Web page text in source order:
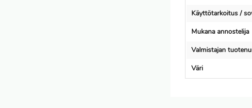
Käyttötarkoitus /
Mukana annostelija
Valmistajan
Väri